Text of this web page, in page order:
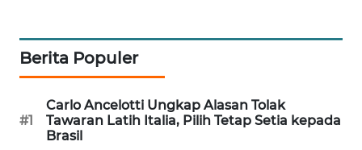
Berita Populer
#1
Carlo Ancelotti Ungkap Alasan Tolak
Tawaran Latih Italia, Pilih Tetap Setia kepada
Brasil
KONSUMEN
LISTRIK
MASYARAKAT
KELISTRIKAN